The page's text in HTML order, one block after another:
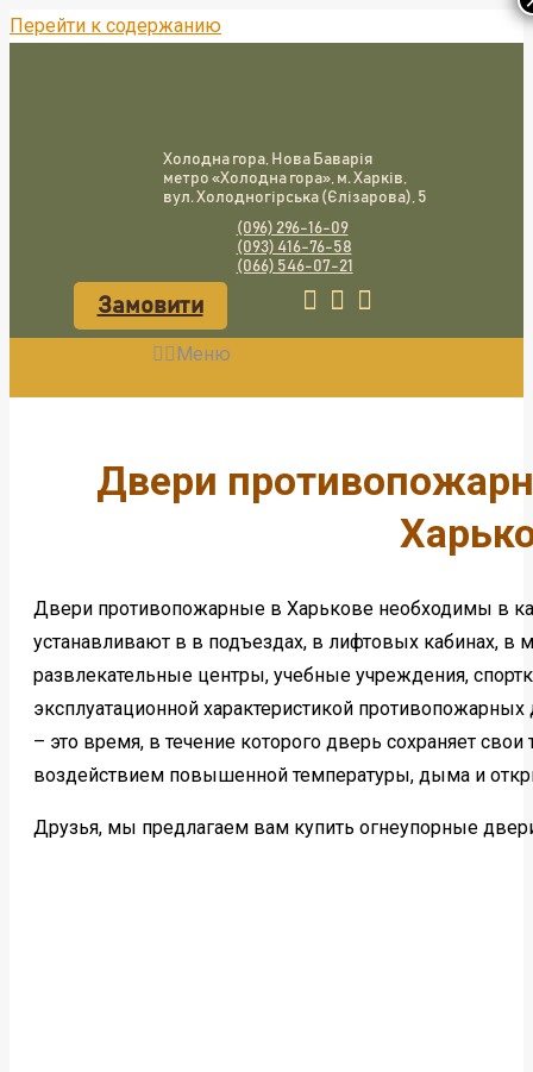
Перейти к содержанию
Холодна гора, Нова Баварія
метро «Холодна гора», м. Харків,
вул. Холодногірська (Єлізарова), 5
(096) 296-16-09
(093) 416-76-58
(066) 546-07-21
Замовити
Меню
Двери
Двери противопожарные в Харькове необходимы в
устанавливают в в подъездах, в лифтовых кабинах, в
развлекательные центры, учебные учреждения,
эксплуатационной характеристикой
– это время, в течение которого дверь сохраняет свои
воздействием повышенной температуры, дыма и
Друзья, мы предлагаем вам купить огнеупорные